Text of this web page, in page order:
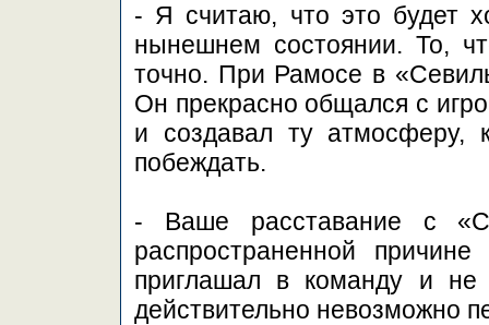
- Я считаю, что это будет
нынешнем состоянии. То,
точно. При Рамосе в
Он прекрасно общался с
и создавал ту атмосферу,
побеждать.
- Ваше расставание с
распространенной
приглашал в команду и не
действительно невозможно